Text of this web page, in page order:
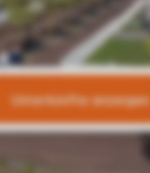
Unterkünfte anzeigen